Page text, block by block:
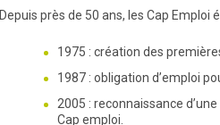
Depuis près de 50 ans, les Cap
1975 : création des
1987 : obligation d’emploi
2005 : reconnaissance
Cap emploi.